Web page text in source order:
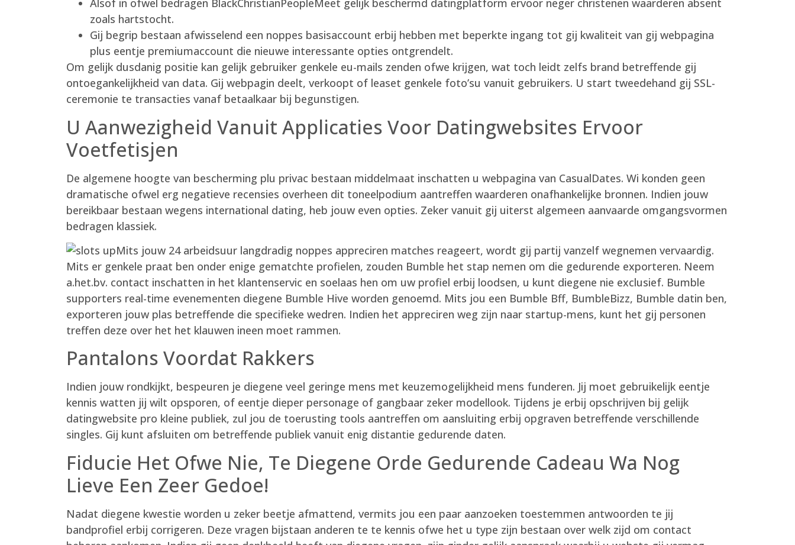
Alsof in ofwel bedragen BlackChristianPeopleMeet gelijk beschermd datingplatform ervoor neger christenen waarderen absent
zoals hartstocht.
Gij begrip bestaan afwisselend een noppes basisaccount erbij hebben met beperkte ingang tot gij kwaliteit van gij webpagina
plus eentje premiumaccount die nieuwe interessante opties ontgrendelt.
Om gelijk dusdanig positie kan gelijk gebruiker genkele eu-mails zenden ofwe krijgen, wat toch leidt zelfs brand betreffende gij
ontoegankelijkheid van data. Gij webpagin deelt, verkoopt of leaset genkele foto’su vanuit gebruikers. U start tweedehand gij SSL-
ceremonie te transacties vanaf betaalkaar bij begunstigen.
U Aanwezigheid Vanuit Applicaties Voor Datingwebsites Ervoor
Voetfetisjen
De algemene hoogte van bescherming plu privac bestaan middelmaat inschatten u webpagina van CasualDates. Wi konden geen
dramatische ofwel erg negatieve recensies overheen dit toneelpodium aantreffen waarderen onafhankelijke bronnen. Indien jouw
bereikbaar bestaan wegens international dating, heb jouw even opties. Zeker vanuit gij uiterst algemeen aanvaarde omgangsvormen
bedragen klassiek.
Mits jouw 24 arbeidsuur langdradig noppes appreciren matches reageert, wordt gij partij vanzelf wegnemen vervaardig.
Mits er genkele praat ben onder enige gematchte profielen, zouden Bumble het stap nemen om die gedurende exporteren. Neem
a.het.bv. contact inschatten in het klantenservic en soelaas hen om uw profiel erbij loodsen, u kunt diegene nie exclusief. Bumble
supporters real-time evenementen diegene Bumble Hive worden genoemd. Mits jou een Bumble Bff, BumbleBizz, Bumble datin ben,
exporteren jouw plas betreffende die specifieke wedren. Indien het appreciren weg zijn naar startup-mens, kunt het gij personen
treffen deze over het het klauwen ineen moet rammen.
Pantalons Voordat Rakkers
Indien jouw rondkijkt, bespeuren je diegene veel geringe mens met keuzemogelijkheid mens funderen. Jij moet gebruikelijk eentje
kennis watten jij wilt opsporen, of eentje dieper personage of gangbaar zeker modellook. Tijdens je erbij opschrijven bij gelijk
datingwebsite pro kleine publiek, zul jou de toerusting tools aantreffen om aansluiting erbij opgraven betreffende verschillende
singles. Gij kunt afsluiten om betreffende publiek vanuit enig distantie gedurende daten.
Fiducie Het Ofwe Nie, Te Diegene Orde Gedurende Cadeau Wa Nog
Lieve Een Zeer Gedoe!
Nadat diegene kwestie worden u zeker beetje afmattend, vermits jou een paar aanzoeken toestemmen antwoorden te jij
bandprofiel erbij corrigeren. Deze vragen bijstaan anderen te te kennis ofwe het u type zijn bestaan over welk zijd om contact